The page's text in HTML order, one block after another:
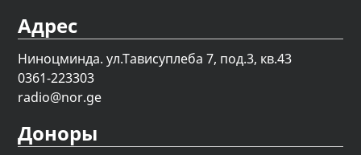
Адрес
Ниноцминда. ул.Тависуплеба 7, под.3, кв.43
0361-223303
radio@nor.ge
Доноры